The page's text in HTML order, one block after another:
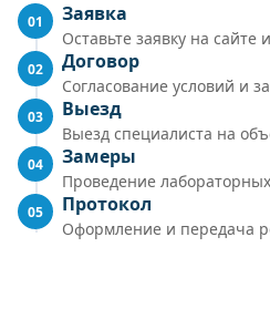
01 Заявка
Оставьте заявку на
02 Договор
Согласование условий и
03 Выезд
Выезд специалиста на
04 Замеры
Проведение
05 Протокол
Оформление и передача